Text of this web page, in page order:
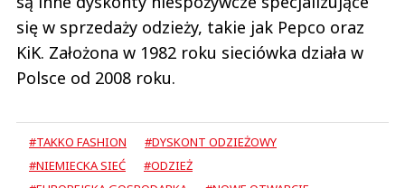
się w sprzedaży odzieży, takie jak Pepco oraz
KiK. Założona w 1982 roku sieciówka działa w
Polsce od 2008 roku.
#TAKKO FASHION
#DYSKONT ODZIEŻOWY
#NIEMIECKA SIEĆ
#ODZIEŻ